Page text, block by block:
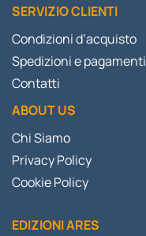
SERVIZIO CLIENTI
Condizioni d’acquisto
Spedizioni e pagamenti
Contatti
ABOUT US
Chi Siamo
Privacy Policy
Cookie Policy
EDIZIONI ARES